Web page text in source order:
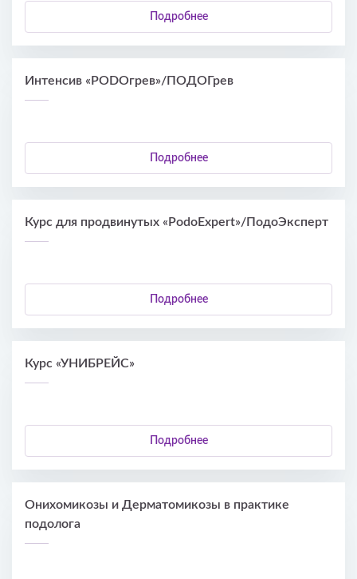
Подробнее
Интенсив «PODOгрев»/ПОДОГрев
Подробнее
Курс для продвинутых «PodoExpert»/ПодоЭксперт
Подробнее
Курс «УНИБРЕЙС»
Подробнее
Онихомикозы и Дерматомикозы в практике
подолога